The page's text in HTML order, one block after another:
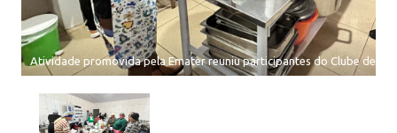
Atividade promovida pela Emater reuniu participantes do Clube de